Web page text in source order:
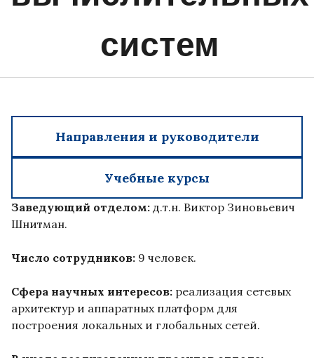
систем
Направления и руководители
Учебные курсы
Заведующий отделом: д.т.н. Виктор Зиновьевич
Шнитман.
Число сотрудников: 9 человек.
Сфера научных интересов: реализация сетевых
архитектур и аппаратных платформ для
построения локальных и глобальных сетей.